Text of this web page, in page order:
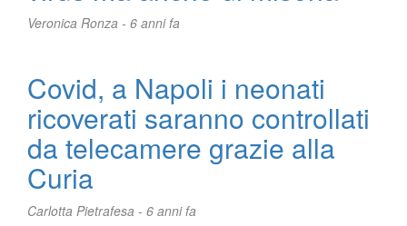
Veronica Ronza - 6 anni fa
Covid, a Napoli i neonati
ricoverati saranno controllati
da telecamere grazie alla
Curia
Carlotta Pietrafesa - 6 anni fa